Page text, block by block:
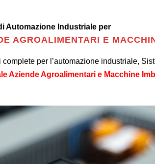
Automazione Industriale per
AGROALIMENTARI E
complete per l’automazione industriale,
Aziende Agroalimentari e Macchine